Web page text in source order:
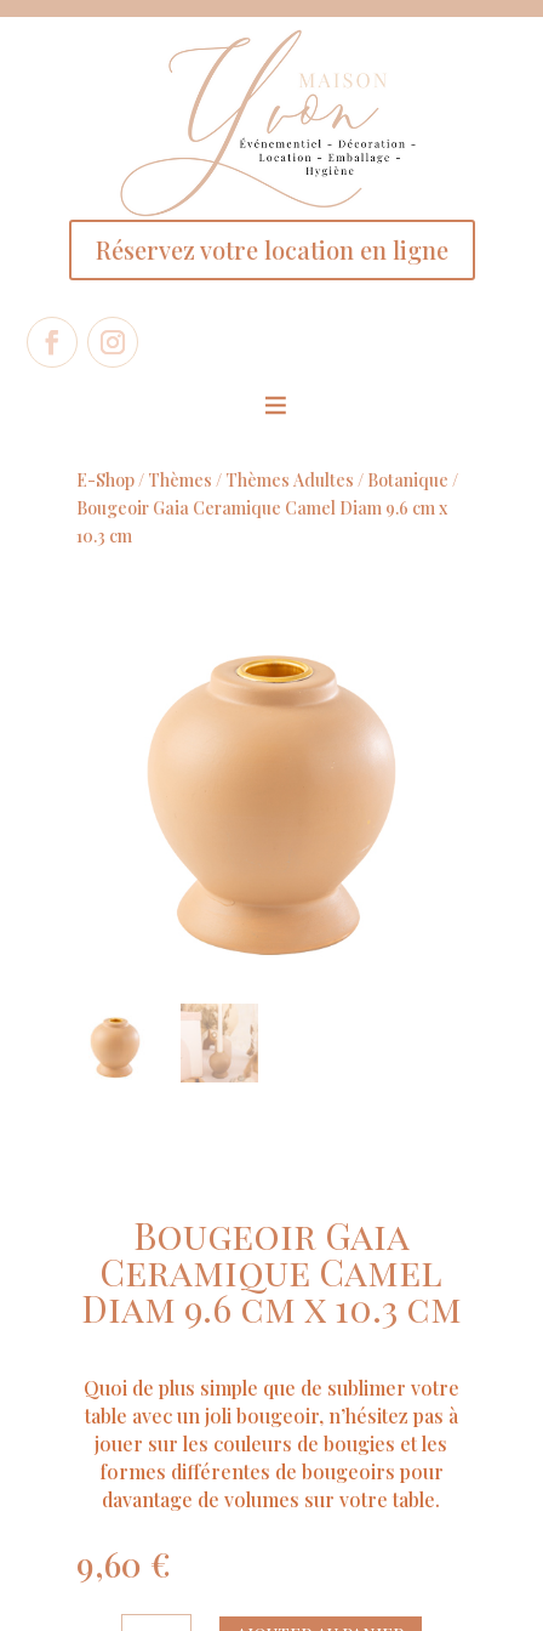
Réservez votre location en ligne
E-Shop / Thèmes / Thèmes Adultes / Botanique /
Bougeoir Gaia Ceramique Camel Diam 9.6 cm x
10.3 cm
Bougeoir Gaia
Ceramique Camel
Diam 9.6 cm x 10.3 cm
Quoi de plus simple que de sublimer votre
table avec un joli bougeoir, n’hésitez pas à
jouer sur les couleurs de bougies et les
formes différentes de bougeoirs pour
davantage de volumes sur votre table.
9,60 €
Panneau de gestion des cookies